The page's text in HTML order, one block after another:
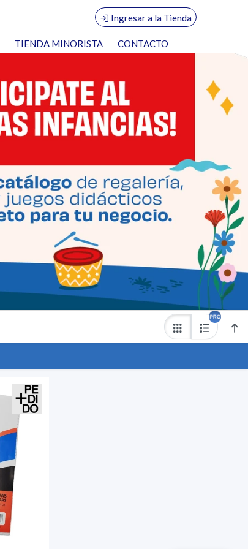
Ingresar a la Tienda
TIENDA MINORISTA CONTACTO